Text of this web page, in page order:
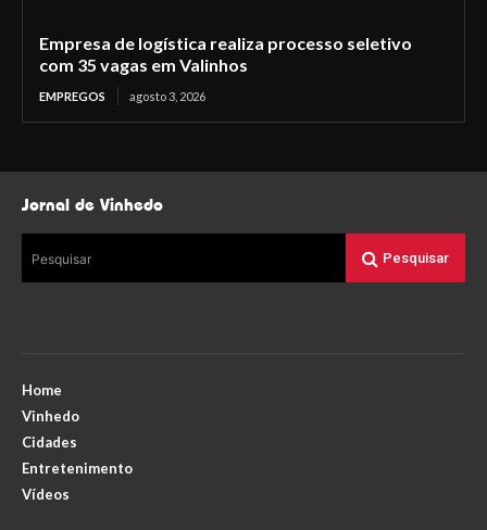
Empresa de logística realiza processo seletivo
com 35 vagas em Valinhos
EMPREGOS agosto 3, 2026
Jornal de Vinhedo
Pesquisar Pesquisar
Home
Vinhedo
Cidades
Entretenimento
Vídeos